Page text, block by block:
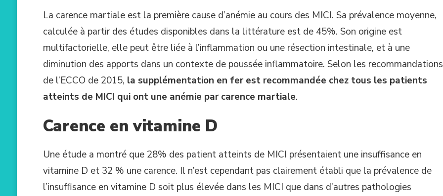
La carence martiale est la première cause d’anémie au cours des MICI. Sa prévalence moyenne,
calculée à partir des études disponibles dans la littérature est de 45%. Son origine est
multifactorielle, elle peut être liée à l’inflammation ou une résection intestinale, et à une
diminution des apports dans un contexte de poussée inflammatoire. Selon les recommandations
de l’ECCO de 2015, la supplémentation en fer est recommandée chez tous les patients
atteints de MICI qui ont une anémie par carence martiale.
Carence en vitamine D
Une étude a montré que 28% des patient atteints de MICI présentaient une insuffisance en
vitamine D et 32 % une carence. Il n’est cependant pas clairement établi que la prévalence de
l’insuffisance en vitamine D soit plus élevée dans les MICI que dans d’autres pathologies